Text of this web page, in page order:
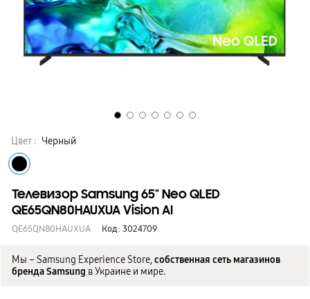
Цвет : Черный
Телевизор Samsung 65" Neo QLED
QE65QN80HAUXUA Vision AI
QE65QN80HAUXUA Код: 3024709
Мы – Samsung Experience Store,собственная сеть магазинов
бренда Samsung в Украине и мире.